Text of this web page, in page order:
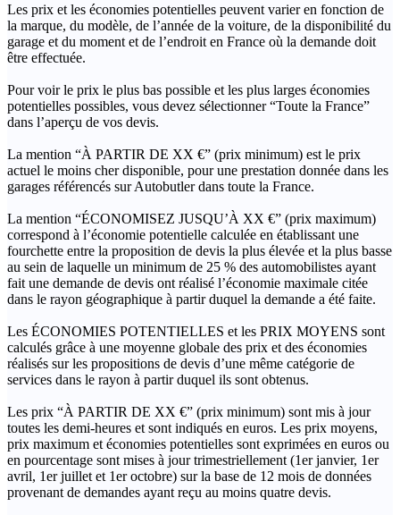
Les prix et les économies potentielles peuvent varier en fonction de
la marque, du modèle, de l’année de la voiture, de la disponibilité du
garage et du moment et de l’endroit en France où la demande doit
être effectuée.
Pour voir le prix le plus bas possible et les plus larges économies
potentielles possibles, vous devez sélectionner “Toute la France”
dans l’aperçu de vos devis.
La mention “À PARTIR DE XX €” (prix minimum) est le prix
actuel le moins cher disponible, pour une prestation donnée dans les
garages référencés sur Autobutler dans toute la France.
La mention “ÉCONOMISEZ JUSQU’À XX €” (prix maximum)
correspond à l’économie potentielle calculée en établissant une
fourchette entre la proposition de devis la plus élevée et la plus basse
au sein de laquelle un minimum de 25 % des automobilistes ayant
fait une demande de devis ont réalisé l’économie maximale citée
dans le rayon géographique à partir duquel la demande a été faite.
Les ÉCONOMIES POTENTIELLES et les PRIX MOYENS sont
calculés grâce à une moyenne globale des prix et des économies
réalisés sur les propositions de devis d’une même catégorie de
services dans le rayon à partir duquel ils sont obtenus.
Les prix “À PARTIR DE XX €” (prix minimum) sont mis à jour
toutes les demi-heures et sont indiqués en euros. Les prix moyens,
prix maximum et économies potentielles sont exprimées en euros ou
en pourcentage sont mises à jour trimestriellement (1er janvier, 1er
avril, 1er juillet et 1er octobre) sur la base de 12 mois de données
provenant de demandes ayant reçu au moins quatre devis.